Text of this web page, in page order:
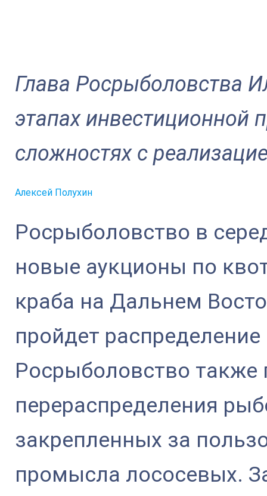
Глава Росрыболовства
этапах инвестиционной
сложностях с
Алексей Полухин
Росрыболовство в
новые аукционы по
краба на Дальнем
пройдет
Росрыболовство также
перераспределения
закрепленных за
промысла лососевых.